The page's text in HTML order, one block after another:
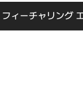
フィーチャリング